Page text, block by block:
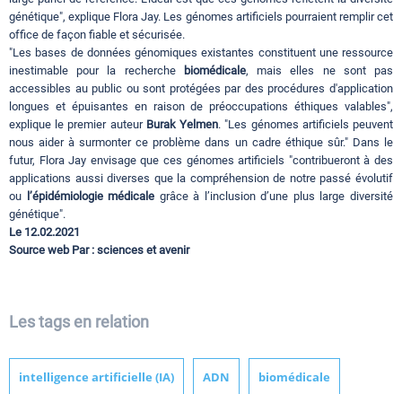
génétique", explique Flora Jay. Les génomes artificiels pourraient remplir cet
office de façon fiable et sécurisée.
"Les bases de données génomiques existantes constituent une ressource
inestimable pour la recherche
biomédicale, mais elles ne sont pas
accessibles au public ou sont protégées par des procédures d'application
longues et épuisantes en raison de préoccupations éthiques valables",
explique le premier auteur Burak Yelmen. "Les génomes artificiels peuvent
nous aider à surmonter ce problème dans un cadre éthique sûr." Dans le
futur, Flora Jay envisage que ces génomes artificiels "contribueront à des
applications aussi diverses que la compréhension de notre passé évolutif
ou l’épidémiologie médicale grâce à l’inclusion d’une plus large diversité
génétique".
Le 12.02.2021
Source web Par : sciences et avenir
Les tags en relation
intelligence artificielle (IA) ADN biomédicale